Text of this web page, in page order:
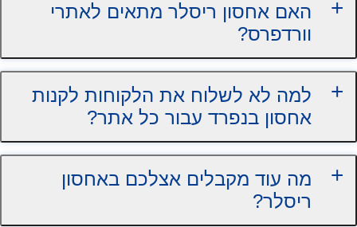
האם אחסון ריסלר מתאים לאתרי
וורדפרס?
למה לא לשלוח את הלקוחות לקנות
אחסון בנפרד עבור כל אתר?
מה עוד מקבלים אצלכם באחסון
ריסלר?